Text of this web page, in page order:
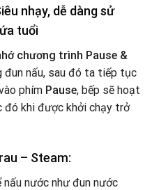
nhạy, dễ dàng sử
tuổi
chương trình Pause &
đun nấu, sau đó ta tiếp tục
phím Pause, bếp sẽ hoạt
khi được khởi chạy trở
– Steam:
nước như đun nước